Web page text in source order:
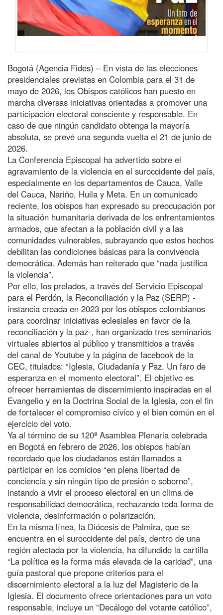
Bogotá (Agencia Fides) – En vista de las elecciones
presidenciales previstas en Colombia para el 31 de
mayo de 2026, los Obispos católicos han puesto en
marcha diversas iniciativas orientadas a promover una
participación electoral consciente y responsable. En
caso de que ningún candidato obtenga la mayoría
absoluta, se prevé una segunda vuelta el 21 de junio de
2026.
La Conferencia Episcopal ha advertido sobre el
agravamiento de la violencia en el suroccidente del país,
especialmente en los departamentos de Cauca, Valle
del Cauca, Nariño, Huila y Meta. En un comunicado
reciente, los obispos han expresado su preocupación por
la situación humanitaria derivada de los enfrentamientos
armados, que afectan a la población civil y a las
comunidades vulnerables, subrayando que estos hechos
debilitan las condiciones básicas para la convivencia
democrática. Además han reiterado que “nada justifica
la violencia”.
Por ello, los prelados, a través del Servicio Episcopal
para el Perdón, la Reconciliación y la Paz (SERP) -
instancia creada en 2023 por los obispos colombianos
para coordinar iniciativas eclesiales en favor de la
reconciliación y la paz-, han organizado tres seminarios
virtuales abiertos al público y transmitidos a través
del canal de Youtube y la página de facebook de la
CEC, titulados: “Iglesia, Ciudadanía y Paz. Un faro de
esperanza en el momento electoral”. El objetivo es
ofrecer herramientas de discernimiento inspiradas en el
Evangelio y en la Doctrina Social de la Iglesia, con el fin
de fortalecer el compromiso cívico y el bien común en el
ejercicio del voto.
Ya al término de su 120ª Asamblea Plenaria celebrada
en Bogotá en febrero de 2026, los obispos habían
recordado que los ciudadanos están llamados a
participar en los comicios “en plena libertad de
conciencia y sin ningún tipo de presión o soborno”,
instando a vivir el proceso electoral en un clima de
responsabilidad democrática, rechazando toda forma de
violencia, desinformación o polarización.
En la misma línea, la Diócesis de Palmira, que se
encuentra en el suroccidente del país, dentro de una
región afectada por la violencia, ha difundido la cartilla
“La política es la forma más elevada de la caridad”, una
guía pastoral que propone criterios para el
discernimiento electoral a la luz del Magisterio de la
Iglesia. El documento ofrece orientaciones para un voto
responsable, incluye un “Decálogo del votante católico”,